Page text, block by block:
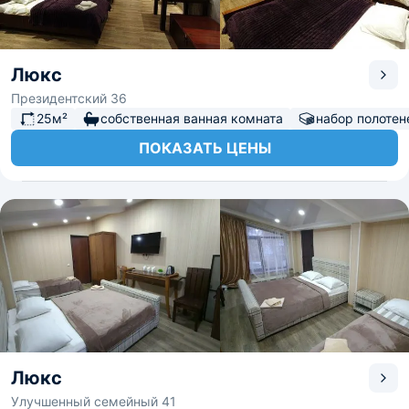
Люкс
Президентский 36
25м²
собственная ванная комната набор
ПОКАЗАТЬ ЦЕНЫ
Люкс
Улучшенный семейный 41